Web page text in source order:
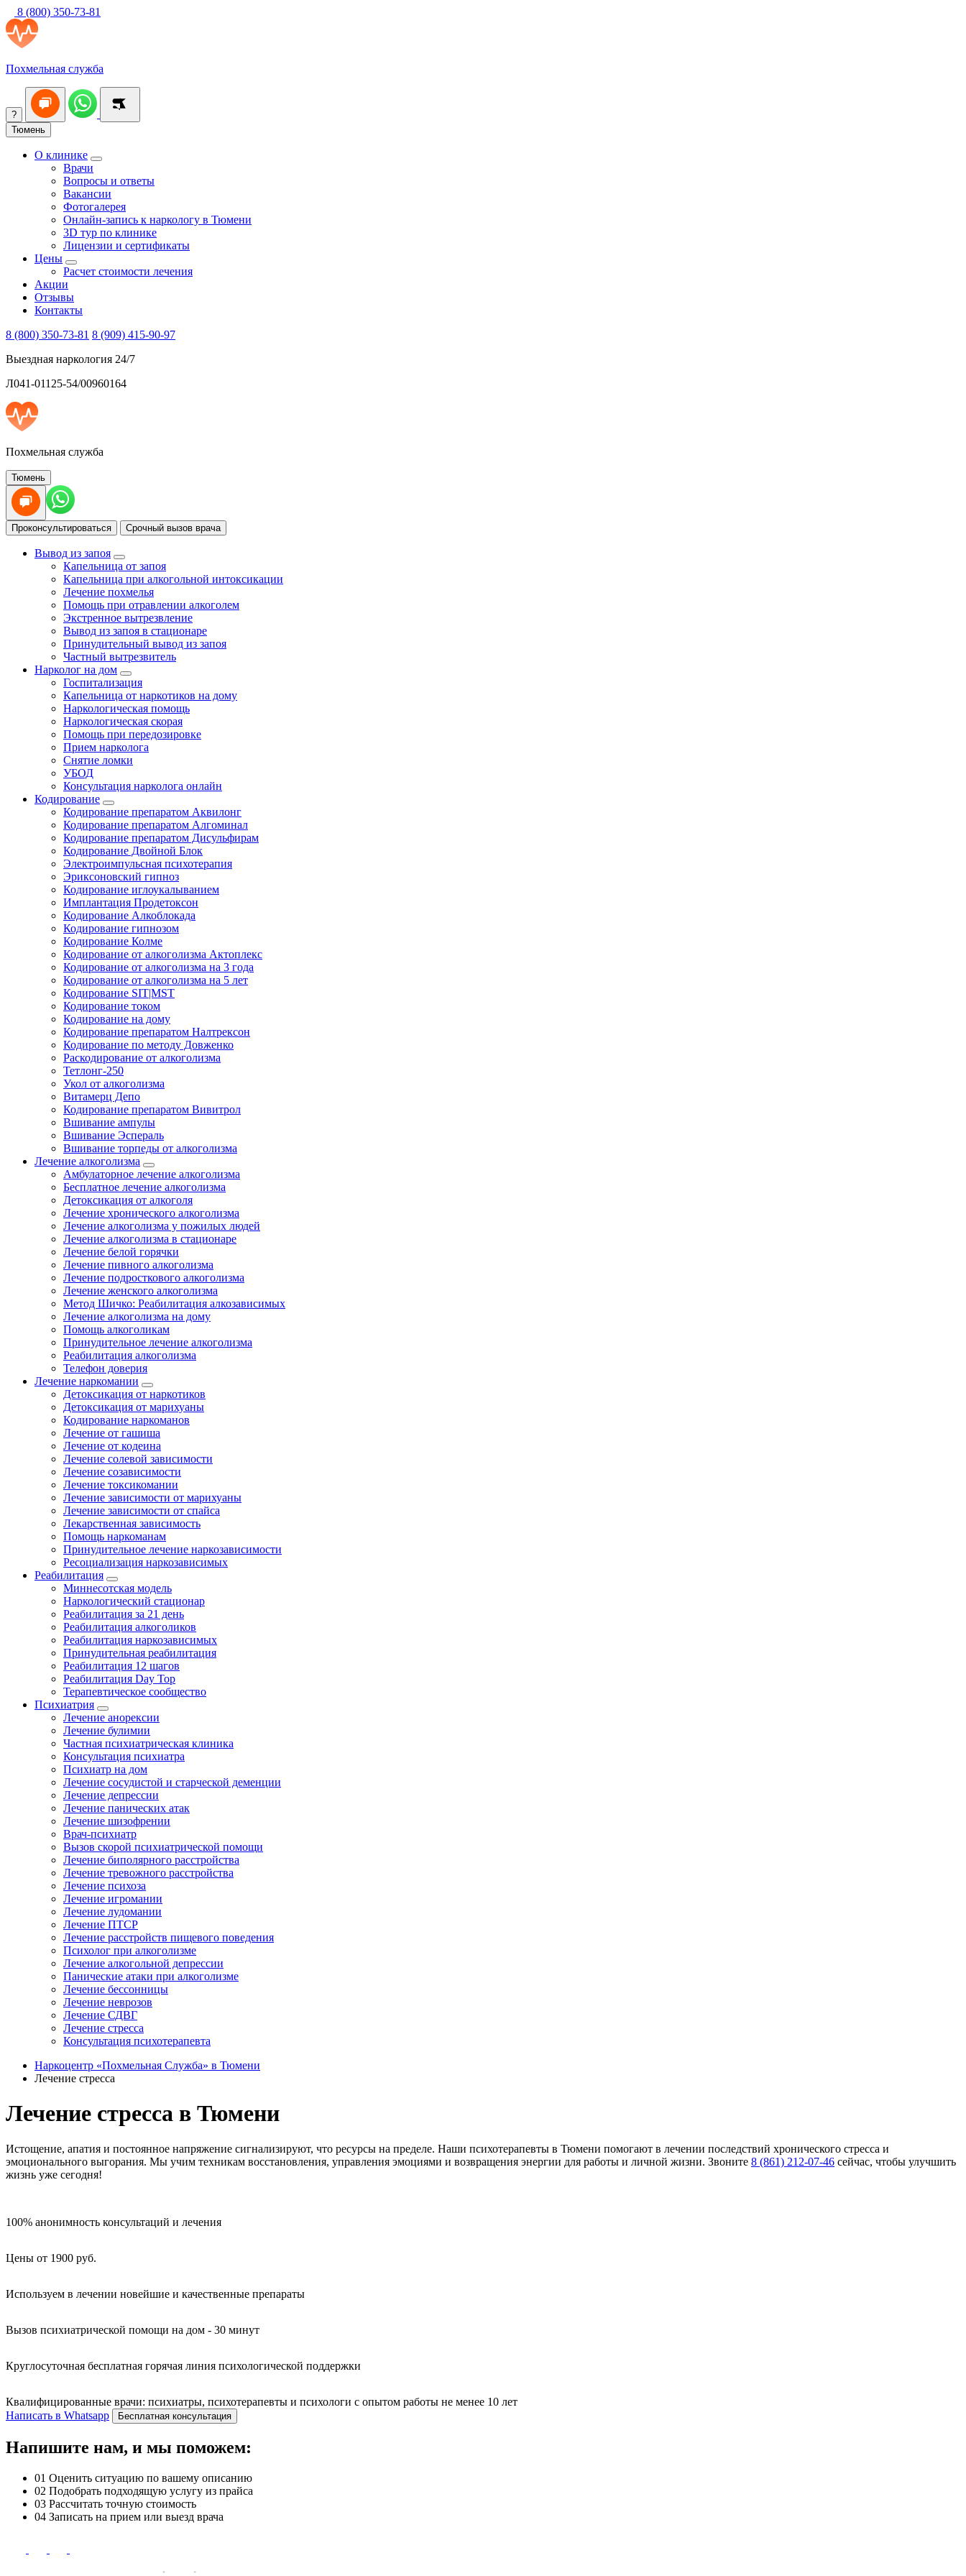
8 (800) 350-73-81
Похмельная служба
?
Тюмень
О клинике
Врачи
Вопросы и ответы
Вакансии
Фотогалерея
Онлайн-запись к наркологу в Тюмени
3D тур по клинике
Лицензии и сертификаты
Цены
Расчет стоимости лечения
Акции
Отзывы
Контакты
8 (800) 350-73-81 8 (909) 415-90-97
Выездная наркология 24/7
Л041-01125-54/00960164
Похмельная служба
Тюмень
Проконсультироваться Срочный вызов врача
Вывод из запоя
Капельница от запоя
Капельница при алкогольной интоксикации
Лечение похмелья
Помощь при отравлении алкоголем
Экстренное вытрезвление
Вывод из запоя в стационаре
Принудительный вывод из запоя
Частный вытрезвитель
Нарколог на дом
Госпитализация
Капельница от наркотиков на дому
Наркологическая помощь
Наркологическая скорая
Помощь при передозировке
Прием нарколога
Снятие ломки
УБОД
Консультация нарколога онлайн
Кодирование
Кодирование препаратом Аквилонг
Кодирование препаратом Алгоминал
Кодирование препаратом Дисульфирам
Кодирование Двойной Блок
Электроимпульсная психотерапия
Эриксоновский гипноз
Кодирование иглоукалыванием
Имплантация Продетоксон
Кодирование Алкоблокада
Кодирование гипнозом
Кодирование Колме
Кодирование от алкоголизма Актоплекс
Кодирование от алкоголизма на 3 года
Кодирование от алкоголизма на 5 лет
Кодирование SIT|MST
Кодирование током
Кодирование на дому
Кодирование препаратом Налтрексон
Кодирование по методу Довженко
Раскодирование от алкоголизма
Тетлонг-250
Укол от алкоголизма
Витамерц Депо
Кодирование препаратом Вивитрол
Вшивание ампулы
Вшивание Эспераль
Вшивание торпеды от алкоголизма
Лечение алкоголизма
Амбулаторное лечение алкоголизма
Бесплатное лечение алкоголизма
Детоксикация от алкоголя
Лечение хронического алкоголизма
Лечение алкоголизма у пожилых людей
Лечение алкоголизма в стационаре
Лечение белой горячки
Лечение пивного алкоголизма
Лечение подросткового алкоголизма
Лечение женского алкоголизма
Метод Шичко: Реабилитация алкозависимых
Лечение алкоголизма на дому
Помощь алкоголикам
Принудительное лечение алкоголизма
Реабилитация алкоголизма
Телефон доверия
Лечение наркомании
Детоксикация от наркотиков
Детоксикация от марихуаны
Кодирование наркоманов
Лечение от гашиша
Лечение от кодеина
Лечение солевой зависимости
Лечение созависимости
Лечение токсикомании
Лечение зависимости от марихуаны
Лечение зависимости от спайса
Лекарственная зависимость
Помощь наркоманам
Принудительное лечение наркозависимости
Ресоциализация наркозависимых
Реабилитация
Миннесотская модель
Наркологический стационар
Реабилитация за 21 день
Реабилитация алкоголиков
Реабилитация наркозависимых
Принудительная реабилитация
Реабилитация 12 шагов
Реабилитация Day Top
Терапевтическое сообщество
Психиатрия
Лечение анорексии
Лечение булимии
Частная психиатрическая клиника
Консультация психиатра
Психиатр на дом
Лечение сосудистой и старческой деменции
Лечение депрессии
Лечение панических атак
Лечение шизофрении
Врач-психиатр
Вызов скорой психиатрической помощи
Лечение биполярного расстройства
Лечение тревожного расстройства
Лечение психоза
Лечение игромании
Лечение лудомании
Лечение ПТСР
Лечение расстройств пищевого поведения
Психолог при алкоголизме
Лечение алкогольной депрессии
Панические атаки при алкоголизме
Лечение бессонницы
Лечение неврозов
Лечение СДВГ
Лечение стресса
Консультация психотерапевта
Наркоцентр «Похмельная Служба» в Тюмени
Лечение стресса
Лечение стресса в Тюмени
Истощение, апатия и постоянное напряжение сигнализируют, что ресурсы на пределе. Наши психотерапевты в Тюмени помогают в лечении последствий хронического стресса и
эмоционального выгорания. Мы учим техникам восстановления, управления эмоциями и возвращения энергии для работы и личной жизни. Звоните 8 (861) 212-07-46 сейчас, чтобы улучшить
жизнь уже сегодня!
100% анонимность консультаций и лечения
Цены от 1900 руб.
Используем в лечении новейшие и качественные препараты
Вызов психиатрической помощи на дом - 30 минут
Круглосуточная бесплатная горячая линия психологической поддержки
Квалифицированные врачи: психиатры, психотерапевты и психологи с опытом работы не менее 10 лет
Написать в Whatsapp
Бесплатная консультация
Напишите нам, и мы поможем:
01 Оценить ситуацию по вашему описанию
02 Подобрать подходящую услугу из прайса
03 Рассчитать точную стоимость
04 Записать на прием или выезд врача